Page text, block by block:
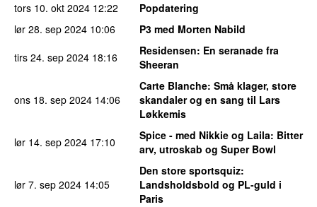
tors 10. okt 2024 12:22
Popdatering
lør 28. sep 2024 10:06
P3 med Morten Nabild
tirs 24. sep 2024 18:16 Residensen: En seranade fra
Sheeran
ons 18. sep 2024 14:06
Carte Blanche: Små klager, store
skandaler og en sang til Lars
Løkkemis
lør 14. sep 2024 17:10 Spice - med Nikkie og Laila: Bitter
arv, utroskab og Super Bowl
lør 7. sep 2024 14:05
Den store sportsquiz:
Landsholdsbold og PL-guld i
Paris